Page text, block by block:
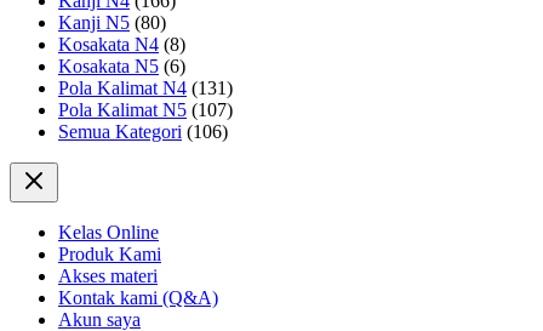
Kanji N5 (80)
Kosakata N4 (8)
Kosakata N5 (6)
Pola Kalimat N4 (131)
Pola Kalimat N5 (107)
Semua Kategori (106)
Kelas Online
Produk Kami
Akses materi
Kontak kami (Q&A)
Akun saya